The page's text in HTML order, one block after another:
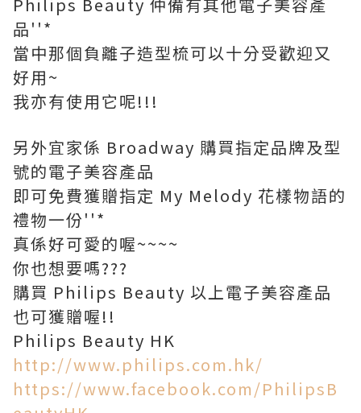
品''*
當中那個負離子造型梳可以十分受歡迎又
好用~
我亦有使用它呢!!!
另外宜家係 Broadway 購買指定品牌及型
號的電子美容產品
即可免費獲贈指定 My Melody 花樣物語的
禮物一份''*
真係好可愛的喔~~~~
你也想要嗎???
購買 Philips Beauty 以上電子美容產品
也可獲贈喔!!
Philips Beauty HK
http://www.philips.com.hk/
https://www.facebook.com/PhilipsB